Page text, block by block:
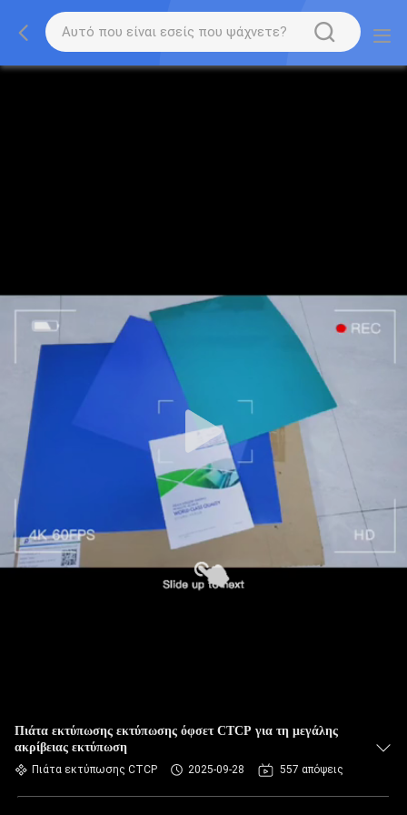
Πιάτα εκτύπωσης εκτύπωσης όφσετ CTCP για τη μεγάλης
ακρίβειας εκτύπωση
Πιάτα εκτύπωσης CTCP 2025-09-28 557 απόψεις